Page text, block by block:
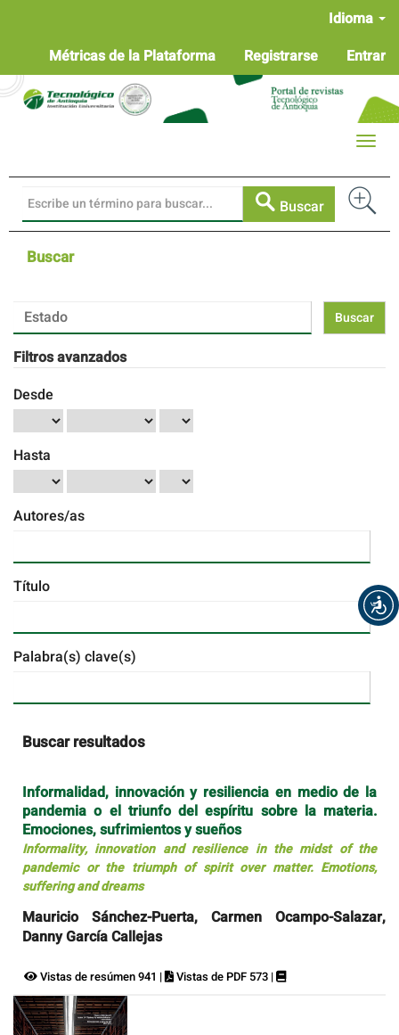
Contenido
principal
Barra
lateral
Idioma
Métricas de la Plataforma
Registrarse Entrar
Buscar
Toggle
Buscar
Buscar
artículos
por
Filtros avanzados
Desde
Hasta
Autores/as
Título
Palabra(s) clave(s)
Buscar resultados
Informalidad, innovación y resiliencia en medio de la
pandemia o el triunfo del espíritu sobre la materia.
Emociones, sufrimientos y sueños
Informality, innovation and resilience in the midst of the
pandemic or the triumph of spirit over matter. Emotions,
suffering and dreams
Mauricio Sánchez-Puerta, Carmen Ocampo-Salazar,
Danny García Callejas
Vistas de resúmen 941 | Vistas de PDF 573 |